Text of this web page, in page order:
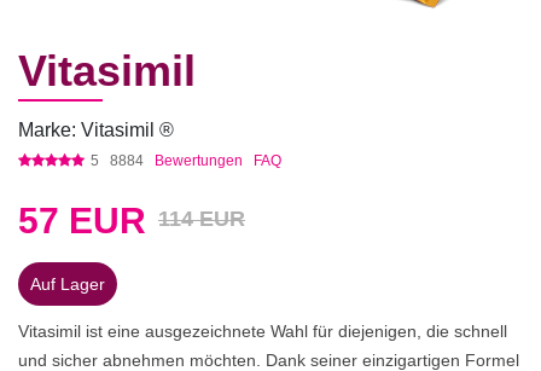
Vitasimil
Marke: Vitasimil ®
5 8884 Bewertungen FAQ
57 EUR 114 EUR
Auf Lager
Vitasimil ist eine ausgezeichnete Wahl für diejenigen, die schnell
und sicher abnehmen möchten. Dank seiner einzigartigen Formel